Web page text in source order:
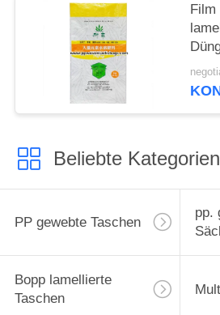
Film
Beliebte Kategorien
PP gewebte Taschen
pp.
Bopp lamellierte
Taschen